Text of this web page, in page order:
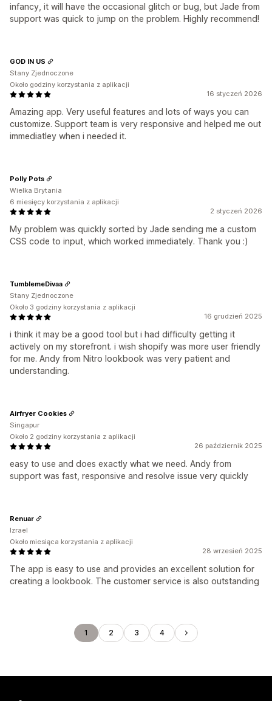
infancy, it will have the occasional glitch or bug, but Jade from
support was quick to jump on the problem. Highly recommend!
16 styczeń 2026
Amazing app. Very useful features and lots of ways you can
customize. Support team is very responsive and helped me out
immediatley when i needed it.
GOD IN US
Stany Zjednoczone
Około godziny korzystania z aplikacji
2 styczeń 2026
My problem was quickly sorted by Jade sending me a custom
CSS code to input, which worked immediately. Thank you :)
Polly Pots
Wielka Brytania
6 miesięcy korzystania z aplikacji
16 grudzień 2025
i think it may be a good tool but i had difficulty getting it
actively on my storefront. i wish shopify was more user friendly
for me. Andy from Nitro lookbook was very patient and
understanding.
TumblemeDivaa
Stany Zjednoczone
Około 3 godziny korzystania z aplikacji
26 październik 2025
easy to use and does exactly what we need. Andy from
support was fast, responsive and resolve issue very quickly
Airfryer Cookies
Singapur
Około 2 godziny korzystania z aplikacji
28 wrzesień 2025
The app is easy to use and provides an excellent solution for
creating a lookbook. The customer service is also outstanding
Renuar
Izrael
Około miesiąca korzystania z aplikacji
1 2 3 4